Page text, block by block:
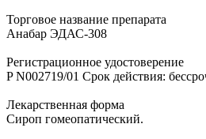
Торговое название препарата
Анабар ЭДАС-308
Регистрационное удостоверение
P N002719/01 Срок действия:
Ле­кар­ствен­ная фор­ма
Си­роп го­мео­па­ти­че­ский.